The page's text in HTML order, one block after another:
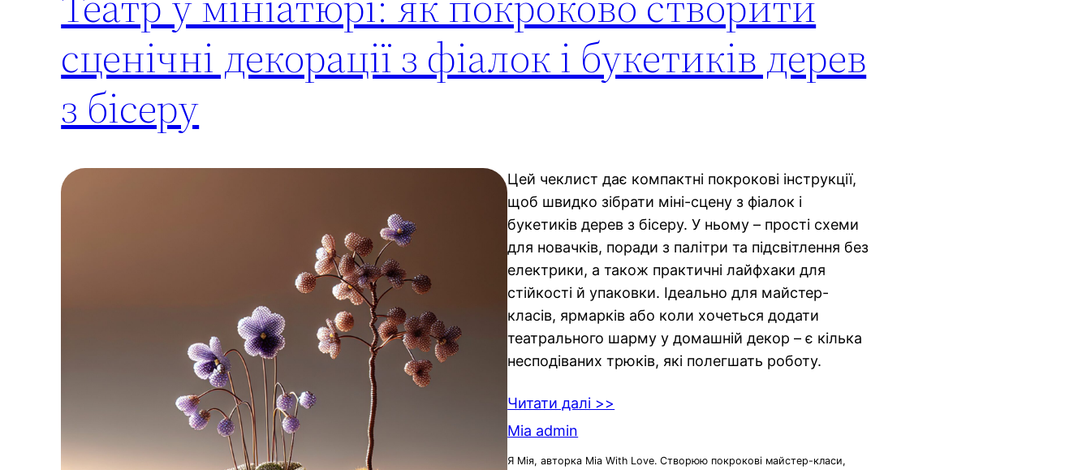
сценічні декорації з фіалок і букетиків дерев
з бісеру
Цей чеклист дає компактні покрокові інструкції,
щоб швидко зібрати міні-сцену з фіалок і
букетиків дерев з бісеру. У ньому – прості схеми
для новачків, поради з палітри та підсвітлення без
електрики, а також практичні лайфхаки для
стійкості й упаковки. Ідеально для майстер-
класів, ярмарків або коли хочеться додати
театрального шарму у домашній декор – є кілька
несподіваних трюків, які полегшать роботу.
Читати далі >>
Mia admin
Я Мія, авторка Mia With Love. Створюю покрокові майстер-класи,